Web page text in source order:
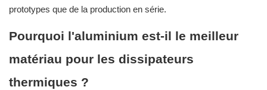
prototypes que de la production en série.
Pourquoi l'aluminium est-il le meilleur
matériau pour les dissipateurs
thermiques ?